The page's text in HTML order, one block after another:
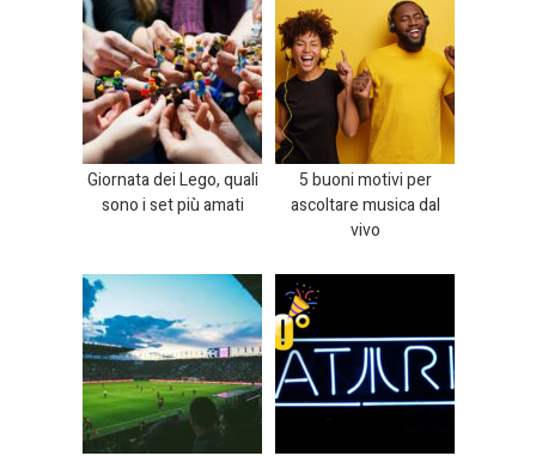
Giornata dei Lego, quali
sono i set più amati
5 buoni motivi per
ascoltare musica dal
vivo